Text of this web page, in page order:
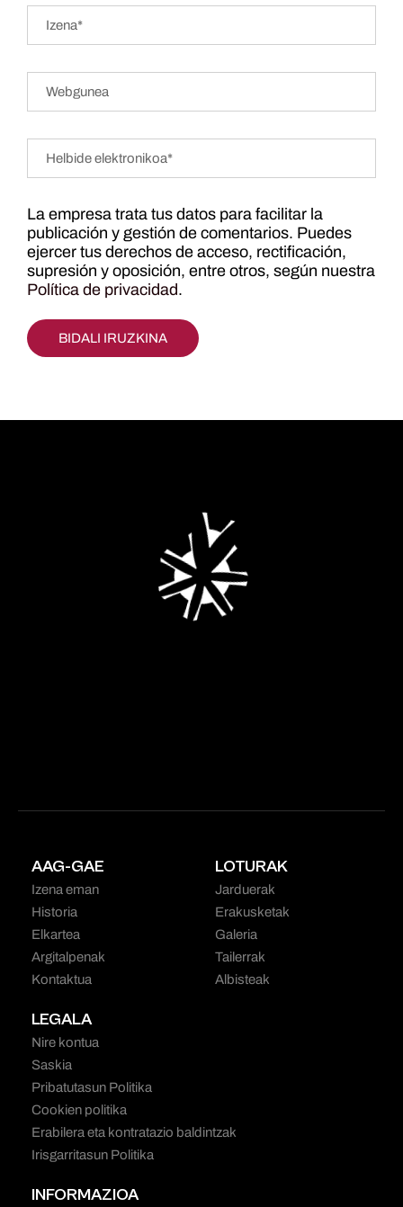
La empresa trata tus datos para facilitar la
publicación y gestión de comentarios. Puedes
ejercer tus derechos de acceso, rectificación,
supresión y oposición, entre otros, según nuestra
Política de privacidad.
AAG-GAE
Izena eman
Historia
Elkartea
Argitalpenak
Kontaktua
LOTURAK
Jarduerak
Erakusketak
Galeria
Tailerrak
Albisteak
LEGALA
Nire kontua
Saskia
Pribatutasun Politika
Cookien politika
Erabilera eta kontratazio baldintzak
Irisgarritasun Politika
INFORMAZIOA